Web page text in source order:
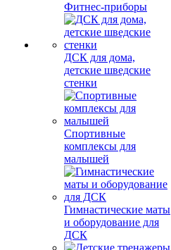
Фитнес-приборы
ДСК для дома,
детские шведские
стенки
Спортивные
комплексы для
малышей
Гимнастические маты
и оборудование для
ДСК